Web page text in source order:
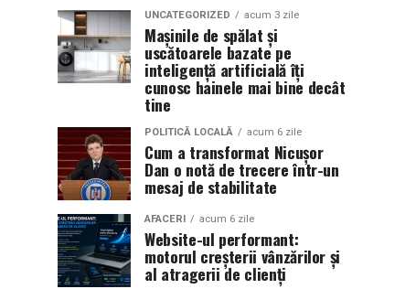
UNCATEGORIZED acum 3 zile
Mașinile de spălat și
uscătoarele bazate pe
inteligență artificială îți
cunosc hainele mai bine decât
tine
POLITICĂ LOCALĂ acum 6 zile
Cum a transformat Nicușor
Dan o notă de trecere într-un
mesaj de stabilitate
AFACERI acum 6 zile
Website-ul performant:
motorul creșterii vânzărilor și
al atragerii de clienți